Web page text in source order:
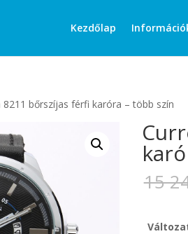
Kezdőlap
search
bőrszíjas férfi karóra – több szín
15